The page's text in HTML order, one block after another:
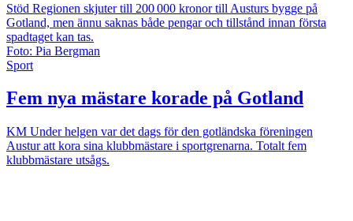
Stöd Regionen skjuter till 200 000 kronor till Austurs bygge på
Gotland, men ännu saknas både pengar och tillstånd innan första
spadtaget kan tas.
Foto: Pia Bergman
Sport
Fem nya mästare korade på Gotland
KM Under helgen var det dags för den gotländska föreningen
Austur att kora sina klubbmästare i sportgrenarna. Totalt fem
klubbmästare utsågs.